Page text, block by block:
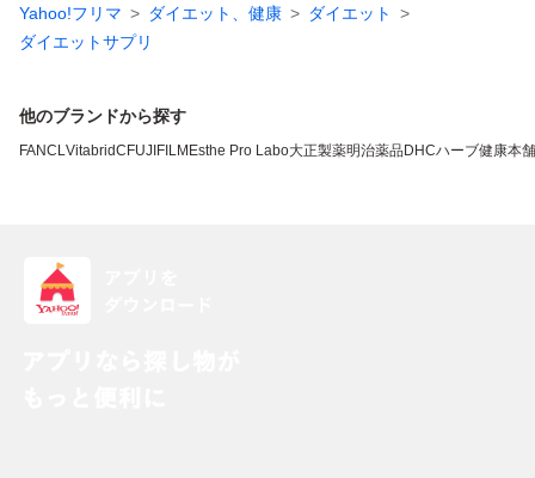
Yahoo!フリマ ダイエット、健康
ダイエット
ダイエットサプリ
他のブランドから探す
FANCLVitabridC FUJIFILM Esthe Pro Labo大正製薬明治薬品DHCハーブ健康本舗